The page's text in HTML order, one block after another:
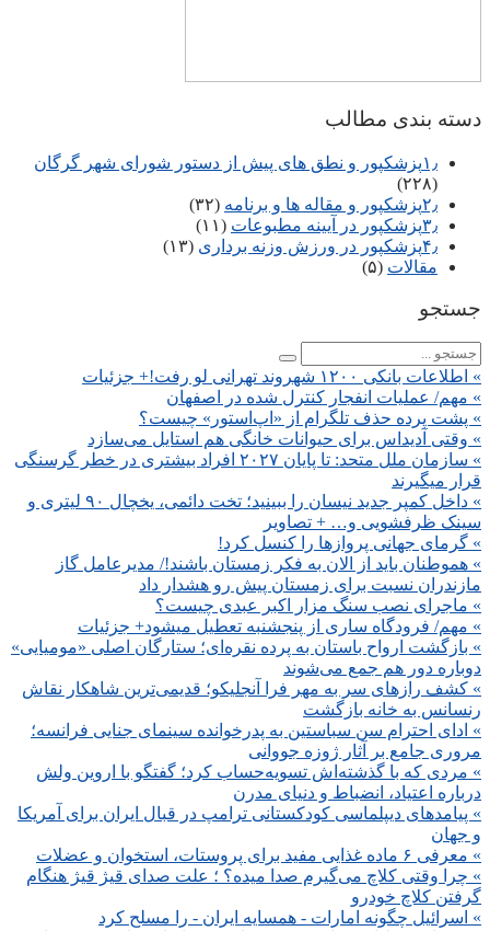
دسته بندی مطالب
۱٫پزشکپور و نطق های پیش از دستور شورای شهر گرگان
(۲۲۸)
۲٫پزشکپور و مقاله ها و برنامه
(۳۲)
۳٫پزشکپور در آیینه مطبوعات
(۱۱)
۴٫پزشکپور در ورزش وزنه برداری
(۱۳)
مقالات (۵)
جستجو
» اطلاعات بانکی ۱۲۰۰ شهروند تهرانی لو رفت!+ جزئیات
» مهم/ عملیات انفجار کنترل شده در اصفهان
» پشت پرده حذف تلگرام از «اپ‌استور» چیست؟
» وقتی آدیداس برای حیوانات خانگی هم استایل می‌سازد
» سازمان ملل متحد: تا پایان ۲۰۲۷ افراد بیشتری در خطر گرسنگی
قرار میگیرند
» داخل کمپر جدید نیسان را ببینید؛ تخت دائمی، یخچال ۹۰ لیتری و
سینک ظرفشویی و… + تصاویر
» گرمای جهانی پروازها را کنسل کرد!
» هموطنان باید از الان به فکر زمستان باشند!/ مدیر‌عامل گاز
مازندران نسبت برای زمستان پیش رو هشدار داد
» ماجرای نصب سنگ مزار اکبر عبدی چیست؟
» مهم/ فرودگاه ساری از پنجشنبه تعطیل میشود+ جزئیات
» بازگشت ارواح باستان به پرده نقره‌ای؛ ستارگان اصلی «مومیایی»
دوباره دور هم جمع می‌شوند
» کشف رازهای سر به مهر فرا آنجلیکو؛ قدیمی‌ترین شاهکار نقاش
رنسانس به خانه بازگشت
» ادای احترام سن سباستین به پدرخوانده سینمای جنایی فرانسه؛
مروری جامع بر آثار ژوزه جووانی
» مردی که با گذشته‌اش تسویه‌حساب کرد؛ گفتگو با اروین ولش
درباره اعتیاد، انضباط و دنیای مدرن
» پیامدهای دیپلماسی کودکستانی ترامپ در قبال ایران برای آمریکا
و جهان
» معرفی ۶ ماده غذایی مفید برای پروستات، استخوان و عضلات
» چرا وقتی کلاچ می‌گیرم صدا میده؟ ؛ علت صدای قیژ قیژ هنگام
گرفتن کلاچ خودرو
» اسرائیل چگونه امارات - همسایه ایران - را مسلح کرد